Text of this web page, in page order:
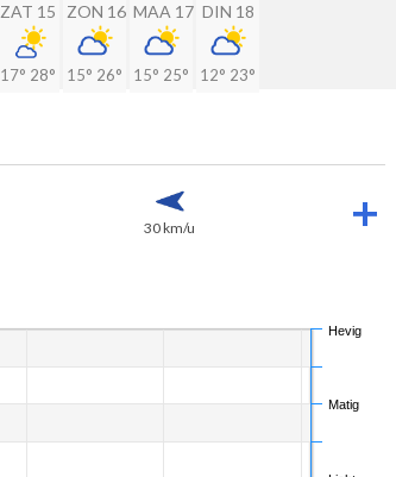
ZAT 15
17° 28°
ZON 16
15° 26°
MAA 17
15° 25°
DIN 18
12° 23°
30 km/u
Matig
Hevig